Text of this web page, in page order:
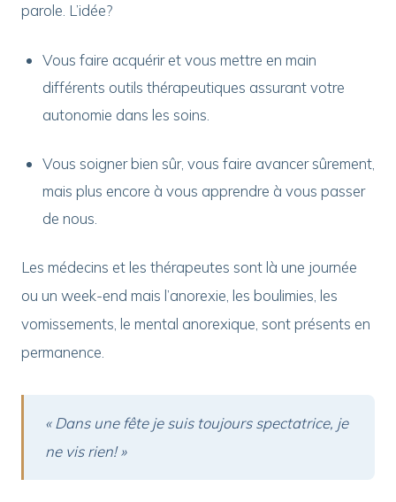
parole. L’idée?
Vous faire acquérir et vous mettre en main
différents outils thérapeutiques assurant votre
autonomie dans les soins.
Vous soigner bien sûr, vous faire avancer sûrement,
mais plus encore à vous apprendre à vous passer
de nous.
Les médecins et les thérapeutes sont là une journée
ou un week-end mais l’anorexie, les boulimies, les
vomissements, le mental anorexique, sont présents en
permanence.
« Dans une fête je suis toujours spectatrice, je
ne vis rien! »